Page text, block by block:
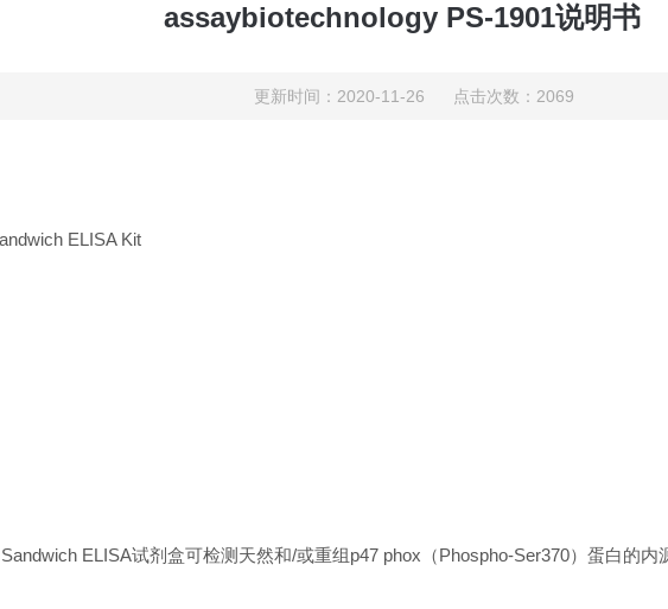
assaybiotechnology PS-1901说明书
更新时间：2020-11-26 点击次数：2069
ELISA Kit
ELISA试剂盒可检测天然和/或重组p47 phox（Phospho-Ser370）蛋白的内